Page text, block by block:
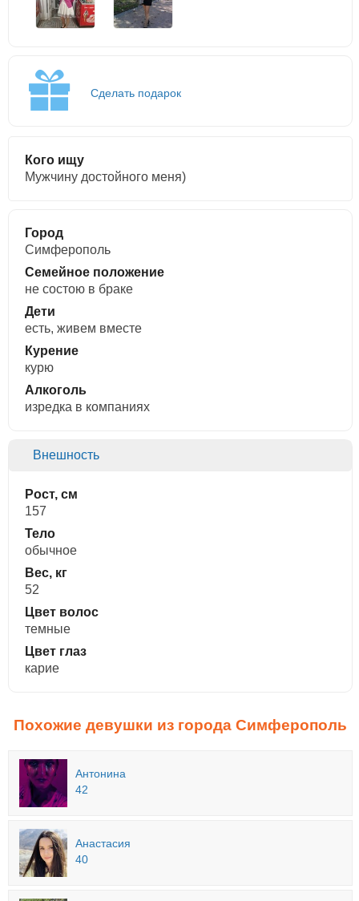
Сделать подарок
Кого ищу
Мужчину достойного меня)
Город
Симферополь
Семейное положение
не состою в браке
Дети
есть, живем вместе
Курение
курю
Алкоголь
изредка в компаниях
Внешность
Рост, см
157
Тело
обычное
Вес, кг
52
Цвет волос
темные
Цвет глаз
карие
Похожие девушки из города Симферополь
Антонина
42
Анастасия
40